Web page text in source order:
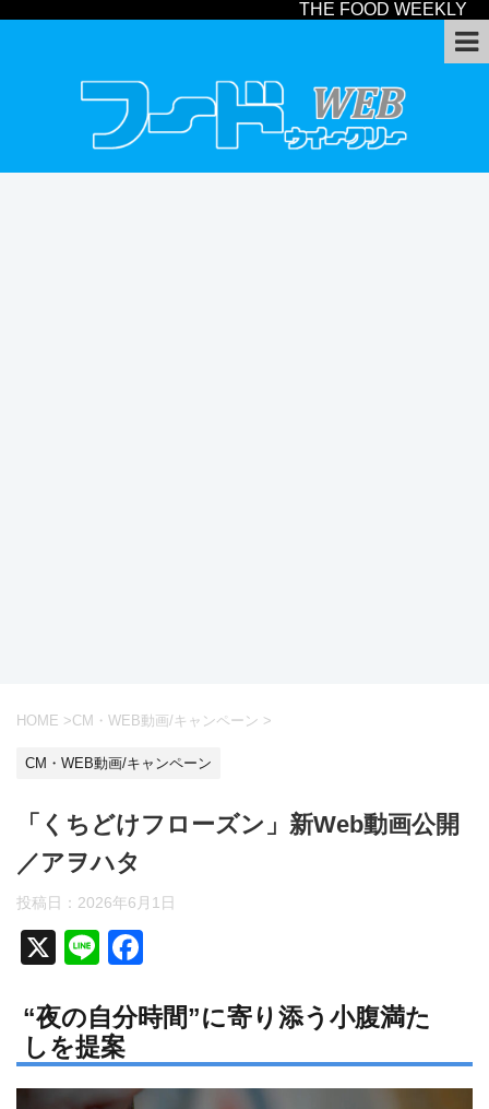
THE FOOD WEEKLY
HOME >CM・WEB動画/キャンペーン >
CM・WEB動画/キャンペーン
「くちどけフローズン」新Web動画公開
／アヲハタ
投稿日： 2026年6月1日
X
Li
e
c
e
b
“夜の自分時間”に寄り添う小腹満た
しを提案